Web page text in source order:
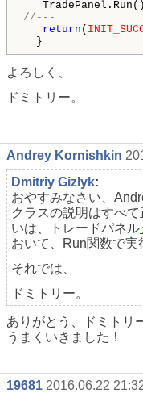
//---
return (
}
よろしく、
ドミトリー。
Andrey Kornishkin
Dmitriy Gizlyk:
おやすみなさい、
クラスの説明はすべ
いは、トレードパネル
おいて、Run関数で実
それでは、
ドミトリー。
ありがとう、ドミトリ
うまくいきました！
19681 2016.06.22